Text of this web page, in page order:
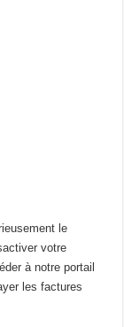
le
votre
à notre portail
les factures